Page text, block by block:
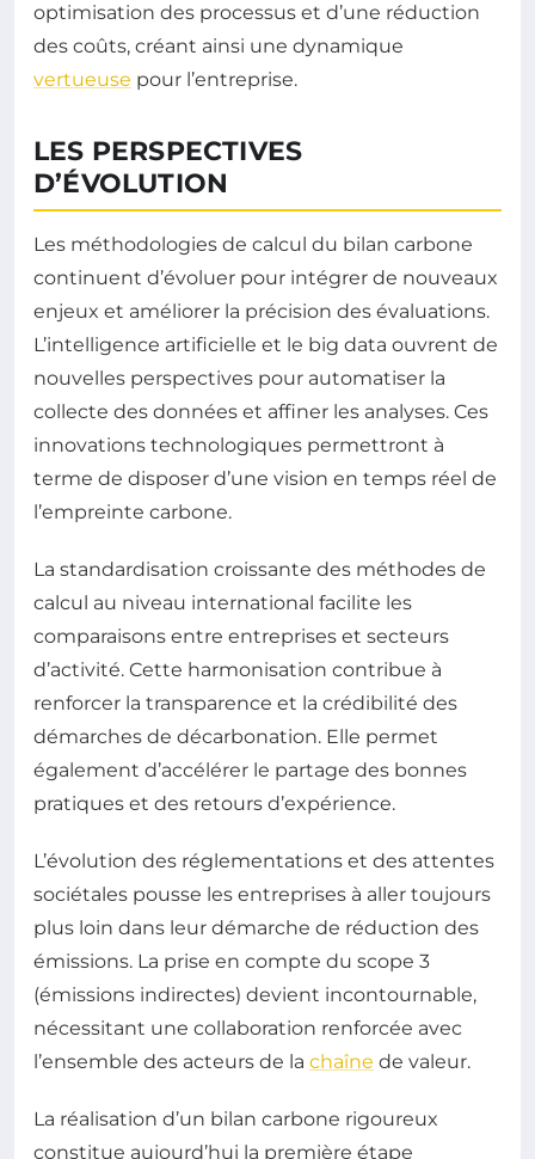
optimisation des processus et d’une réduction
des coûts, créant ainsi une dynamique
vertueuse pour l’entreprise.
LES PERSPECTIVES
D’ÉVOLUTION
Les méthodologies de calcul du bilan carbone
continuent d’évoluer pour intégrer de nouveaux
enjeux et améliorer la précision des évaluations.
L’intelligence artificielle et le big data ouvrent de
nouvelles perspectives pour automatiser la
collecte des données et affiner les analyses. Ces
innovations technologiques permettront à
terme de disposer d’une vision en temps réel de
l’empreinte carbone.
La standardisation croissante des méthodes de
calcul au niveau international facilite les
comparaisons entre entreprises et secteurs
d’activité. Cette harmonisation contribue à
renforcer la transparence et la crédibilité des
démarches de décarbonation. Elle permet
également d’accélérer le partage des bonnes
pratiques et des retours d’expérience.
L’évolution des réglementations et des attentes
sociétales pousse les entreprises à aller toujours
plus loin dans leur démarche de réduction des
émissions. La prise en compte du scope 3
(émissions indirectes) devient incontournable,
nécessitant une collaboration renforcée avec
l’ensemble des acteurs de la chaîne de valeur.
La réalisation d’un bilan carbone rigoureux
constitue aujourd’hui la première étape